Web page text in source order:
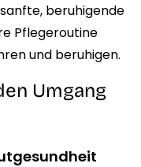
beruhigende
Pflegeroutine
und beruhigen.
Umgang